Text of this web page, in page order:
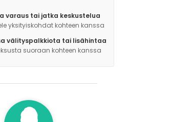
varaus tai jatka keskustelua
yksityiskohdat kohteen kanssa
välityspalkkiota tai lisähintaa
suoraan kohteen kanssa